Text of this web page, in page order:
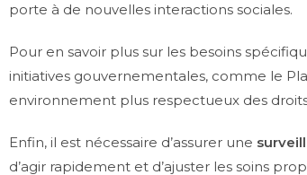
porte à de nouvelles interactions sociales.
Pour en savoir plus sur les besoins
initiatives gouvernementales, comme le
environnement plus respectueux des
Enfin, il est nécessaire d’assurer une
d’agir rapidement et d’ajuster les soins